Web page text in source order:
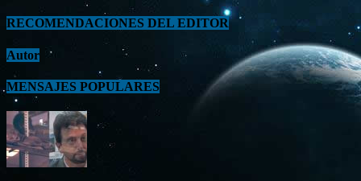
RECOMENDACIONES DEL EDITOR
Autor
MENSAJES POPULARES